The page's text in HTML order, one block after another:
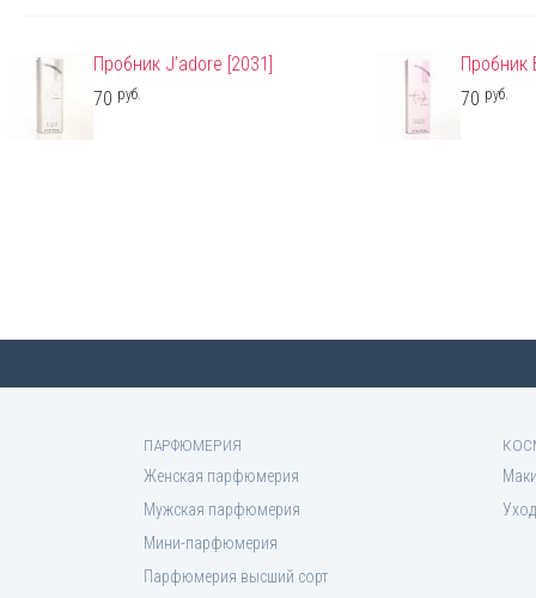
Пробник J’adore [2031]
70 руб.
Пробник
70 руб.
ПАРФЮМЕРИЯ
Женская парфюмерия
Мужская парфюмерия
Мини-парфюмерия
Парфюмерия высший сорт